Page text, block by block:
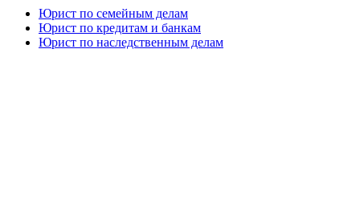
Юрист по семейным делам
Юрист по кредитам и банкам
Юрист по наследственным делам